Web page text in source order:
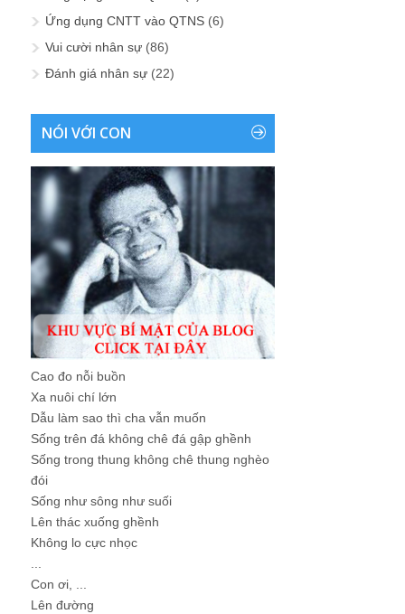
Ứng dụng CNTT vào QTNS (6)
Vui cười nhân sự (86)
Đánh giá nhân sự (22)
NÓI VỚI CON
Cao đo nỗi buồn
Xa nuôi chí lớn
Dẫu làm sao thì cha vẫn muốn
Sống trên đá không chê đá gập ghềnh
Sống trong thung không chê thung nghèo
đói
Sống như sông như suối
Lên thác xuống ghềnh
Không lo cực nhọc
Con ơi, ...
Lên đường